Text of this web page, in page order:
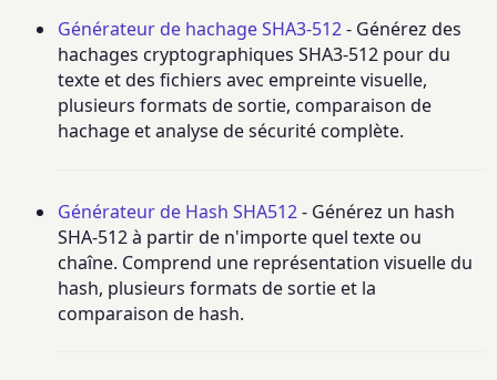
Générateur de hachage SHA3-512- Générez des
hachages cryptographiques SHA3-512 pour du
texte et des fichiers avec empreinte visuelle,
plusieurs formats de sortie, comparaison de
hachage et analyse de sécurité complète.
Générateur de Hash SHA512- Générez un hash
SHA-512 à partir de n'importe quel texte ou
chaîne. Comprend une représentation visuelle du
hash, plusieurs formats de sortie et la
comparaison de hash.